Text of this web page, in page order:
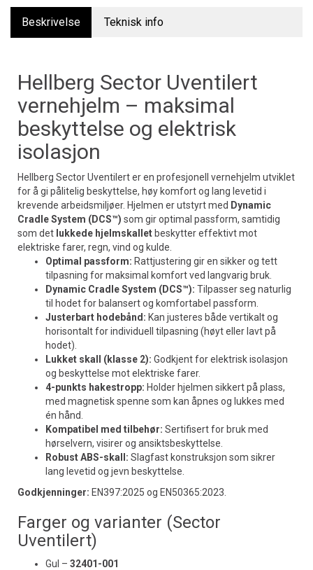
Beskrivelse Teknisk info
Hellberg Sector Uventilert
vernehjelm – maksimal
beskyttelse og elektrisk
isolasjon
Hellberg Sector Uventilert er en profesjonell vernehjelm utviklet
for å gi pålitelig beskyttelse, høy komfort og lang levetid i
krevende arbeidsmiljøer. Hjelmen er utstyrt med Dynamic
Cradle System (DCS™) som gir optimal passform, samtidig
som det lukkede hjelmskallet beskytter effektivt mot
elektriske farer, regn, vind og kulde.
Optimal passform: Rattjustering gir en sikker og tett
tilpasning for maksimal komfort ved langvarig bruk.
Dynamic Cradle System (DCS™): Tilpasser seg naturlig
til hodet for balansert og komfortabel passform.
Justerbart hodebånd: Kan justeres både vertikalt og
horisontalt for individuell tilpasning (høyt eller lavt på
hodet).
Lukket skall (klasse 2): Godkjent for elektrisk isolasjon
og beskyttelse mot elektriske farer.
4-punkts hakestropp: Holder hjelmen sikkert på plass,
med magnetisk spenne som kan åpnes og lukkes med
én hånd.
Kompatibel med tilbehør: Sertifisert for bruk med
hørselvern, visirer og ansiktsbeskyttelse.
Robust ABS-skall: Slagfast konstruksjon som sikrer
lang levetid og jevn beskyttelse.
Godkjenninger: EN397:2025 og EN50365:2023.
Farger og varianter (Sector
Uventilert)
Gul – 32401-001